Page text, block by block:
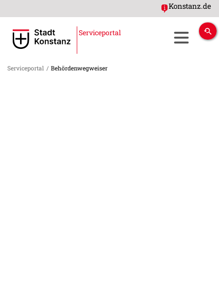
Konstanz.de
Serviceportal
Serviceportal / Behördenwegweiser